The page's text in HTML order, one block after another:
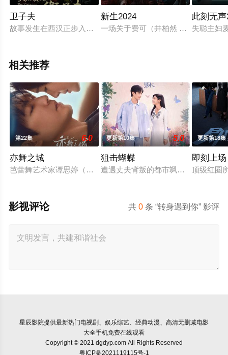
卫子夫
故事发生在西汉正步入鼎盛的年代。羽翼未丰的汉武帝刘彻（
新生2024
一场关于费可（井柏然 饰）的追思
此刻无
失聪主妇
相关推荐
第22集 6.0
亦舞之城
芭蕾舞艺术家谭思婷（秦岚 饰）退役归国，欲与当年被迫分开
更新第10集 5.0
狙击蝴蝶
遭遇丈夫背叛的都市飒女岑矜（陈妍
更新第18集
即刻上场
顶级红圈
共0 条 “转身遇到你” 影评
影视评论
星辰影院提供最新热门电视剧、娱乐综艺、经典动漫、高清无删减电影
大全手机免费在线观看
Copyright © 2021 dgdyp.com All Rights Reserved
粤ICP备2021119115号-1